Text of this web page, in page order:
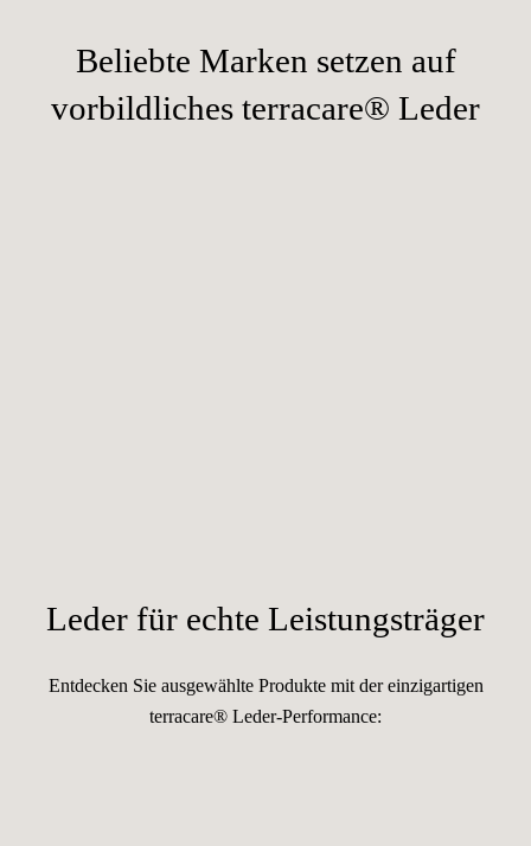
Beliebte Marken setzen auf
vorbildliches terracare® Leder
Leder für echte Leistungsträger
Entdecken Sie ausgewählte Produkte mit der einzigartigen
terracare® Leder-Performance: